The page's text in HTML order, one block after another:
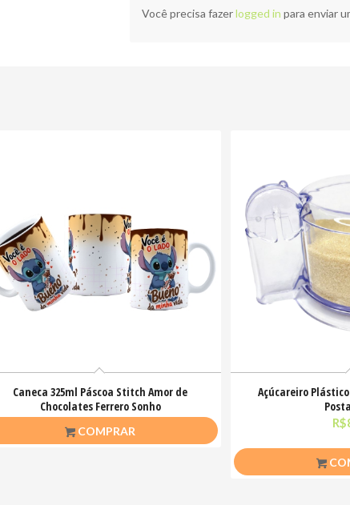
Você precisa fazerlogged in para enviar
Caneca 325ml Páscoa Stitch Amor de
Chocolates Ferrero Sonho
COMPRAR
Açúcareiro
R$